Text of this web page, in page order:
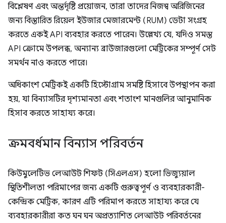
বিশ্লেষণ এবং অন্তর্দৃষ্টি প্রয়োজন, তারা তাদের নিজস্ব অরিজিনের
জন্য বিস্তারিত রিয়েল ইউজার মেজারমেন্ট (RUM) ডেটা সংগ্রহ
করতে একই API ব্যবহার করতে পারেন। উল্লেখ্য যে, যদিও সমস্ত
API ক্রোমে উপলব্ধ, অন্যান্য ব্রাউজারগুলো মেট্রিকের সম্পূর্ণ সেট
সমর্থন নাও করতে পারে।
অধিকাংশ মেট্রিকই একটি হিস্টোগ্রাম সমষ্টি হিসাবে উপস্থাপন করা
হয়, যা বিন্যাসটির দৃশ্যমানতা এবং শতাংশ মানগুলির আনুমানিক
হিসাব করতে সাহায্য করে।
ক্রমবর্ধমান বিন্যাস পরিবর্তন
কিউমুলেটিভ লেআউট শিফট (সিএলএস) হলো ভিজ্যুয়াল
স্থিতিশীলতা পরিমাপের জন্য একটি গুরুত্বপূর্ণ ও ব্যবহারকারী-
কেন্দ্রিক মেট্রিক, কারণ এটি পরিমাপ করতে সাহায্য করে যে
ব্যবহারকারীরা কত ঘন ঘন অপ্রত্যাশিত লেআউট পরিবর্তনের